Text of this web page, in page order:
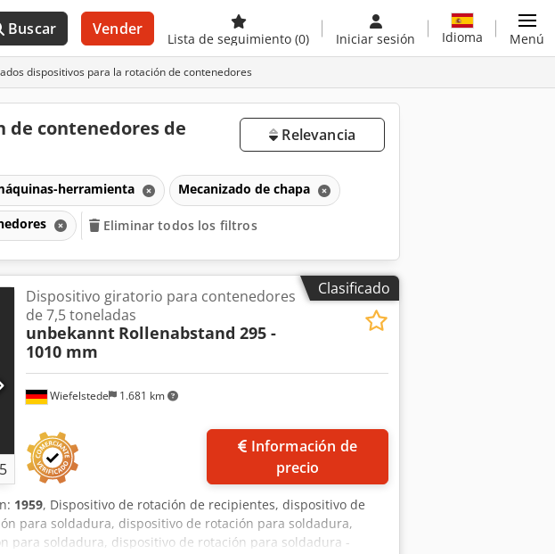
Buscar Vender
Lista de seguimiento (0) Iniciar sesión Idioma Menú
dispositivos para la rotación de contenedores
de contenedores de
Relevancia
herramienta Mecanizado de chapa
Eliminar todos los filtros
Clasificado
Wiefelstede 1.681 km
Dispositivo giratorio para contenedores
de 7,5 toneladas
unbekannt Rollenabstand 295 -
1010 mm
precio
1959, Dispositivo de rotación de recipientes, dispositivo de
para soldadura, dispositivo de rotación para soldadura,
para soldadura, dispositivo de rotación para soldadura -